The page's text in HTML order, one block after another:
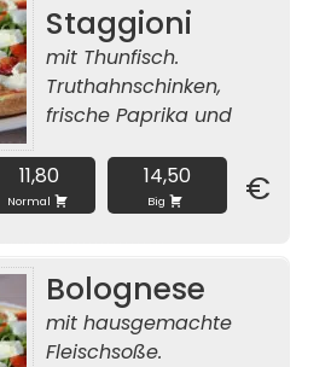
Staggioni
11,80
Normal
14,50
Big €
mit Thunfisch.
Truthahnschinken,
frische Paprika und
Bolognese
mit hausgemachte
Fleischsoße.